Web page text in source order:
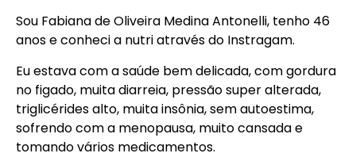
Sou Fabiana de Oliveira Medina Antonelli, tenho 46
anos e conheci a nutri através do Instragam.
Eu estava com a saúde bem delicada, com gordura
no figado, muita diarreia, pressão super alterada,
triglicérides alto, muita insônia, sem autoestima,
sofrendo com a menopausa, muito cansada e
tomando vários medicamentos.